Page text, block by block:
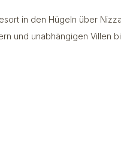
in den Hügeln über
und unabhängigen Villen